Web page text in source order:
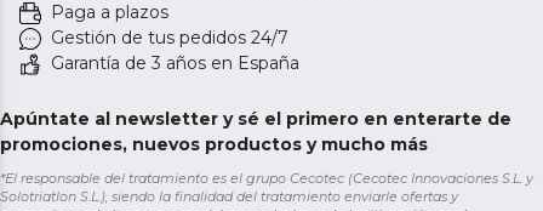
Paga a plazos
Gestión de tus pedidos 24/7
Garantía de 3 años en España
Apúntate al newsletter y sé el primero en enterarte de
promociones, nuevos productos y mucho más
*El responsable del tratamiento es el grupo Cecotec (Cecotec Innovaciones S.L. y
Solotriatlon S.L.), siendo la finalidad del tratamiento enviarle ofertas y